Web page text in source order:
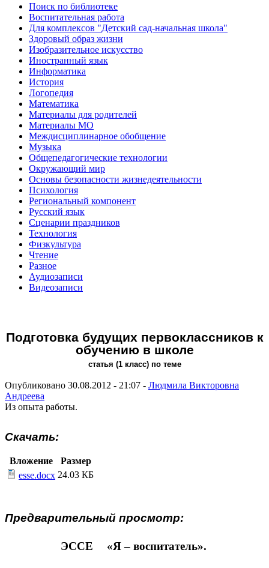
Поиск по библиотеке
Воспитательная работа
Для комплексов "Детский сад-начальная школа"
Здоровый образ жизни
Изобразительное искусство
Иностранный язык
Информатика
История
Логопедия
Математика
Материалы для родителей
Материалы МО
Междисциплинарное обобщение
Музыка
Общепедагогические технологии
Окружающий мир
Основы безопасности жизнедеятельности
Психология
Региональный компонент
Русский язык
Сценарии праздников
Технология
Физкультура
Чтение
Разное
Аудиозаписи
Видеозаписи
Подготовка будущих первоклассников к
обучению в школе
статья (1 класс) по теме
Опубликовано 30.08.2012 - 21:07 - Людмила Викторовна
Андреева
Из опыта работы.
Скачать:
Вложение
Размер
esse.docx 24.03 КБ
Предварительный просмотр:
ЭССЕ «Я – воспитатель».